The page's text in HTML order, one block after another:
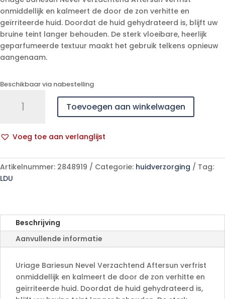
onmiddellijk en kalmeert de door de zon verhitte en
geïrriteerde huid. Doordat de huid gehydrateerd is, blijft uw
bruine teint langer behouden. De sterk vloeibare, heerlijk
geparfumeerde textuur maakt het gebruik telkens opnieuw
aangenaam.
Beschikbaar via nabestelling
Bariesun
Aftersun
aantal
Toevoegen aan winkelwagen
Voeg toe aan verlanglijst
l
t
e
a
t
Artikelnummer: 2848919 Categorie: huidverzorging
Tag:
LDU
Beschrijving
Aanvullende informatie
Uriage Bariesun Nevel Verzachtend Aftersun verfrist
onmiddellijk en kalmeert de door de zon verhitte en
geïrriteerde huid. Doordat de huid gehydrateerd is,